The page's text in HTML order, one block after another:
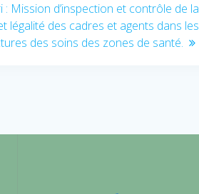
: Mission d’inspection et contrôle de la
légalité des cadres et agents dans les
des soins des zones de santé.